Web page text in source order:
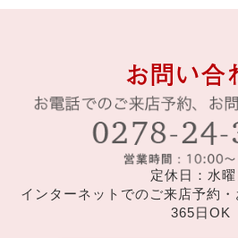
定休日：水曜
インターネットでのご来店予約
365日OK